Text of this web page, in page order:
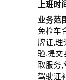
上班时
业务范
免检车
牌证,理
验,提交
取服务,
驾驶证